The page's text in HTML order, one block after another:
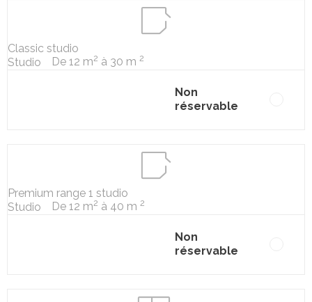
Classic studio
Studio
De 12 m2 à 30 m 2
Non
réservable
Premium range 1 studio
Studio
De 12 m2 à 40 m 2
Non
réservable